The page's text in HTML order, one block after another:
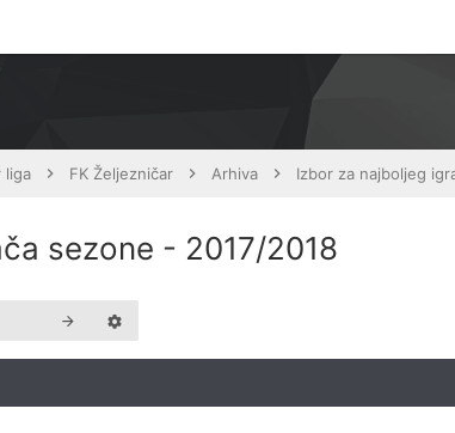
liga FK Željezničar Arhiva
sezone - 2017/2018